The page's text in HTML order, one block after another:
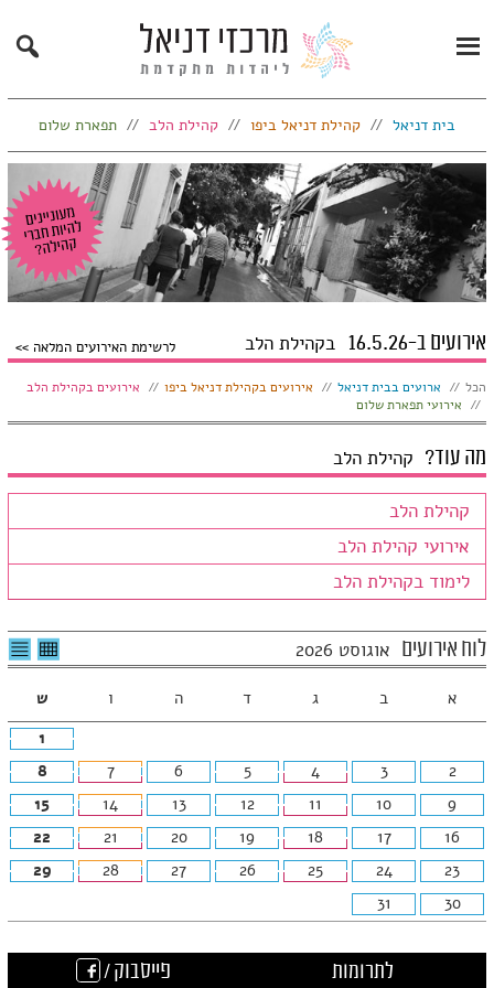
Primary
Menu
Search
בית דניאל קהילת דניאל ביפו קהילת הלב תפארת שלום
אירועים ב-16.5.26 בקהילת הלב לרשימת האירועים המלאה
הצג:
הכל ארועים בבית דניאל אירועים בקהילת דניאל ביפו
אירועים בקהילת הלב
אירועי תפארת שלום
מה עוד? קהילת הלב
קהילת הלב
אירועי קהילת הלב
לימוד בקהילת הלב
לוח אירועים אוגוסט 2026 לצפיה
בטבלה
א ב ג ד ה ו
ש
1
2
3
4
5
6
7
8
9
10
11
12
13
14
15
16
17
18
19
20
21
22
23
24
25
26
27
28
29
30
31
לתרומות פייסבוק /